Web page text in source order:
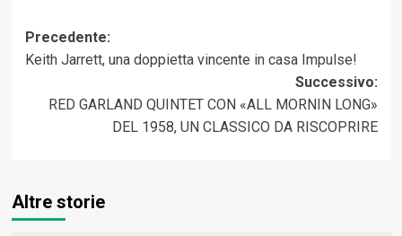
Navigazione
articolo
Precedente:
Keith Jarrett, una doppietta vincente in casa Impulse!
Successivo:
RED GARLAND QUINTET CON «ALL MORNIN LONG»
DEL 1958, UN CLASSICO DA RISCOPRIRE
Altre storie